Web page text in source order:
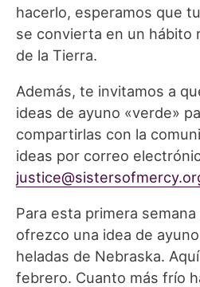
hacerlo, esperamos que
se convierta en un hábito
de la Tierra.
Además, te invitamos a
ideas de ayuno «verde»
compartirlas con la
ideas por correo
Para esta primera
ofrezco una idea de
heladas de Nebraska.
febrero. Cuanto más frío